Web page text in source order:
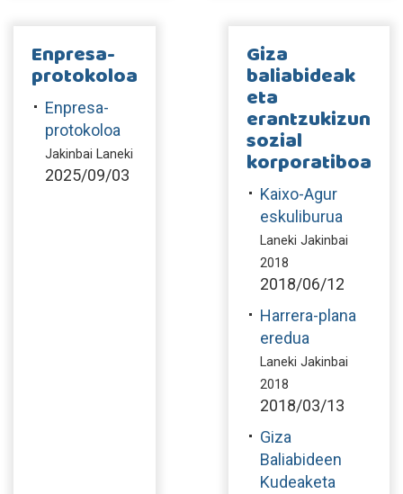
Enpresa-
protokoloa
Enpresa-
protokoloa
Jakinbai Laneki
2025/09/03
Giza
baliabideak
eta
erantzukizun
sozial
korporatiboa
Kaixo-Agur
eskuliburua
Laneki Jakinbai
2018
2018/06/12
Harrera-plana
eredua
Laneki Jakinbai
2018
2018/03/13
Giza
Baliabideen
Kudeaketa